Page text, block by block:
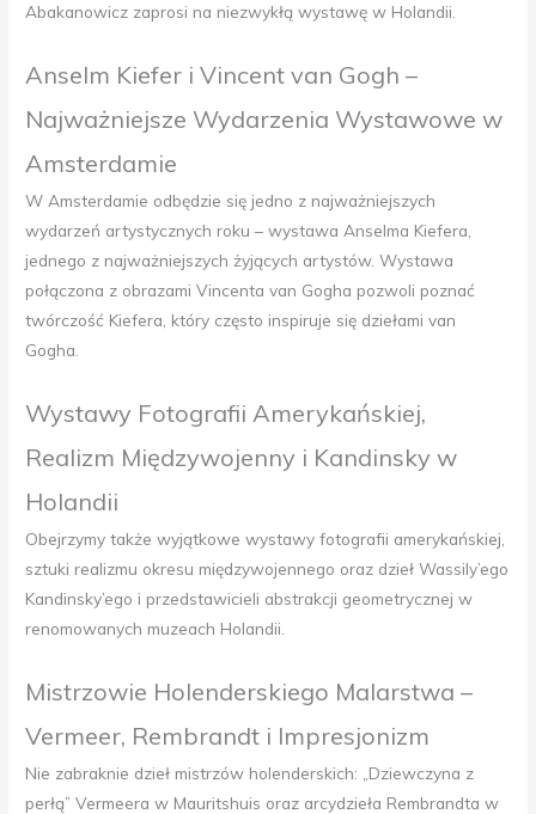
Abakanowicz zaprosi na niezwykłą wystawę w Holandii.
Anselm Kiefer i Vincent van Gogh –
Najważniejsze Wydarzenia Wystawowe w
Amsterdamie
W Amsterdamie odbędzie się jedno z najważniejszych
wydarzeń artystycznych roku – wystawa Anselma Kiefera,
jednego z najważniejszych żyjących artystów. Wystawa
połączona z obrazami Vincenta van Gogha pozwoli poznać
twórczość Kiefera, który często inspiruje się dziełami van
Gogha.
Wystawy Fotografii Amerykańskiej,
Realizm Międzywojenny i Kandinsky w
Holandii
Obejrzymy także wyjątkowe wystawy fotografii amerykańskiej,
sztuki realizmu okresu międzywojennego oraz dzieł Wassily’ego
Kandinsky’ego i przedstawicieli abstrakcji geometrycznej w
renomowanych muzeach Holandii.
Mistrzowie Holenderskiego Malarstwa –
Vermeer, Rembrandt i Impresjonizm
Nie zabraknie dzieł mistrzów holenderskich: „Dziewczyna z
perłą” Vermeera w Mauritshuis oraz arcydzieła Rembrandta w